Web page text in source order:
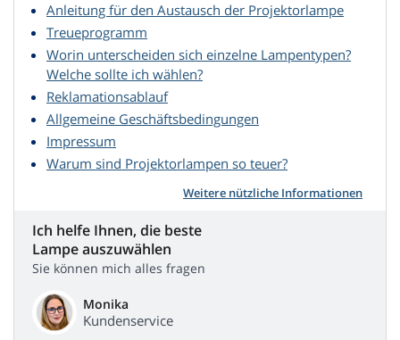
Anleitung für den Austausch der Projektorlampe
Treueprogramm
Worin unterscheiden sich einzelne Lampentypen?
Welche sollte ich wählen?
Reklamationsablauf
Allgemeine Geschäftsbedingungen
Impressum
Warum sind Projektorlampen so teuer?
Weitere nützliche Informationen
Ich helfe Ihnen, die beste
Lampe auszuwählen
Sie können mich alles fragen
Monika
Kundenservice